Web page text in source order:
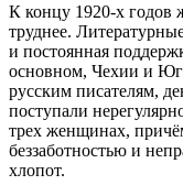
К концу 1920-х годов
труднее.
и постоянная
основном, Чехии и
русским писателям,
поступали
трех женщинах,
беззаботностью и
хлопот.